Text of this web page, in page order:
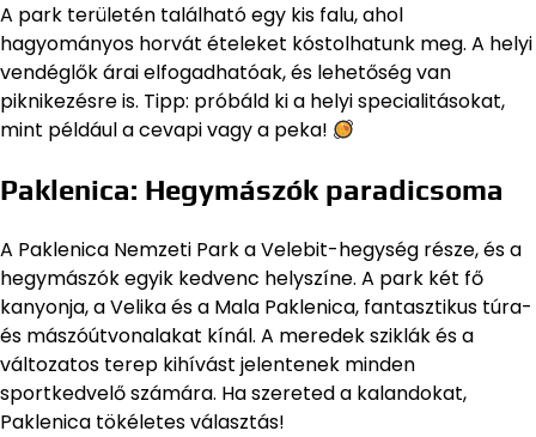
A park területén található egy kis falu, ahol
hagyományos horvát ételeket kóstolhatunk meg. A helyi
vendéglők árai elfogadhatóak, és lehetőség van
piknikezésre is. Tipp: próbáld ki a helyi specialitásokat,
mint például a cevapi vagy a peka!
Paklenica: Hegymászók paradicsoma
A Paklenica Nemzeti Park a Velebit-hegység része, és a
hegymászók egyik kedvenc helyszíne. A park két fő
kanyonja, a Velika és a Mala Paklenica, fantasztikus túra-
és mászóútvonalakat kínál. A meredek sziklák és a
változatos terep kihívást jelentenek minden
sportkedvelő számára. Ha szereted a kalandokat,
Paklenica tökéletes választás!